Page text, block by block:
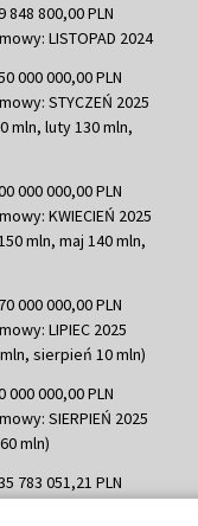
800,00 PLN
LISTOPAD 2024
000 000,00 PLN
STYCZEŃ 2025
mln, luty 130 mln,
000 000,00 PLN
KWIECIEŃ 2025
mln, maj 140 mln,
000 000,00 PLN
LIPIEC 2025
sierpień 10 mln)
000,00 PLN
SIERPIEŃ 2025
mln)
783 051,21 PLN